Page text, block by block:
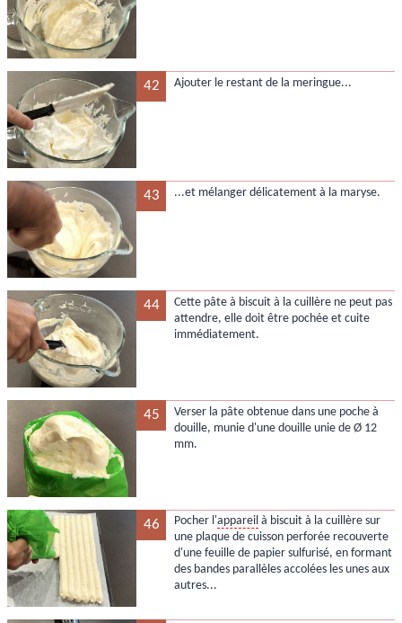
42 Ajouter le restant de la meringue...
43 ...et mélanger délicatement à la maryse.
44
Cette pâte à biscuit à la cuillère ne peut pas
attendre, elle doit être pochée et cuite
immédiatement.
45
Verser la pâte obtenue dans une poche à
douille, munie d'une douille unie de Ø 12
mm.
46 Pocher l'appareilà biscuit à la cuillère sur
une plaque de cuisson perforée recouverte
d'une feuille de papier sulfurisé, en formant
des bandes parallèles accolées les unes aux
autres...